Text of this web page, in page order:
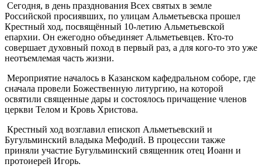
Сегодня, в день празднования Всех святых в земле
Российской просиявших, по улицам Альметьевска прошел
Крестный ход, посвящённый 10-летию Альметьевской
епархии. Он ежегодно объединяет Альметьевцев. Кто-то
совершает духовный поход в первый раз, а для кого-то это уже
неотъемлемая часть жизни.
Мероприятие началось в Казанском кафедральном соборе, где
сначала провели Божественную литургию, на которой
освятили священные дары и состоялось причащение членов
церкви Телом и Кровь Христова.
Крестный ход возглавил епископ Альметьевский и
Бугульминский владыка Мефодий. В процессии также
приняли участие Бугульминский священник отец Иоанн и
протоиерей Игорь.